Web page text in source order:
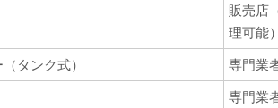
販売店
理可能
タンク式）
専門業
専門業